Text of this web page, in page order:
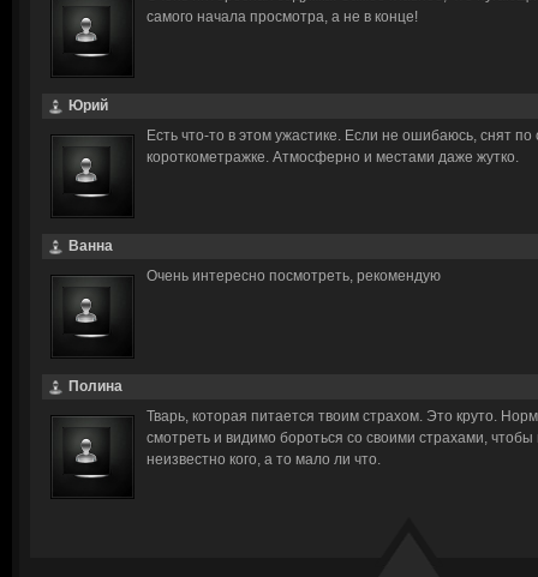
самого начала просмотра, а не в конце!
Юрий
Есть что-то в этом ужастике. Если не ошибаюсь, снят
короткометражке. Атмосферно и местами даже жутко.
Ванна
Очень интересно посмотреть, рекомендую
Полина
Тварь, которая питается твоим страхом. Это круто.
смотреть и видимо бороться со своими страхами,
неизвестно кого, а то мало ли что.